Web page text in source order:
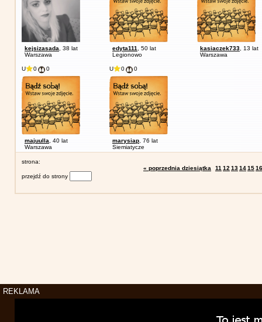
kejsizasada , 38 lat
Warszawa
edyta111
, 50 lat
Legionowo
kasiaczek733 , 13 lat
Warszawa
U 0 0
majuulla , 40 lat
Warszawa
U 0 0
marysiap , 76 lat
Siemiatycze
strona:
« poprzednia dziesiątka
11 12 13141516
przejdź do strony
REKLAMA